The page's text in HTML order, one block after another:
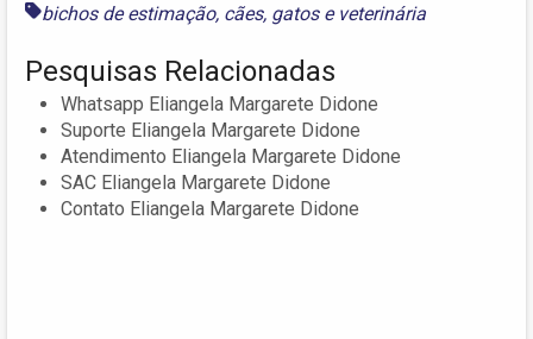
bichos de estimação, cães, gatose veterinária
Pesquisas Relacionadas
Whatsapp Eliangela Margarete Didone
Suporte Eliangela Margarete Didone
Atendimento Eliangela Margarete Didone
SAC Eliangela Margarete Didone
Contato Eliangela Margarete Didone